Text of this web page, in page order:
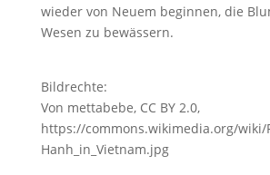
wieder von Neuem beginnen, die
Wesen zu bewässern.
Bildrechte:
Von mettabebe, CC BY 2.0,
https://commons.wikimedia.org/wiki/
Hanh_in_Vietnam.jpg